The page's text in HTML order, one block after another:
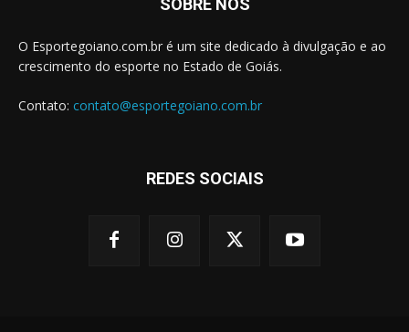
SOBRE NÓS
O Esportegoiano.com.br é um site dedicado à divulgação e ao
crescimento do esporte no Estado de Goiás.
Contato: contato@esportegoiano.com.br
REDES SOCIAIS